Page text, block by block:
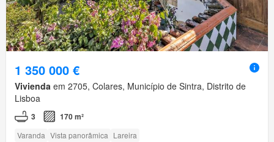
1 350 000 €
Vivienda em 2705, Colares, Município de Sintra, Distrito de
Lisboa
3 170 m²
Varanda Vista panorâmica Lareira